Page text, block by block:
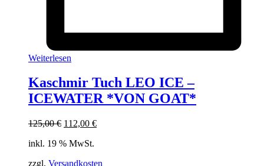
Weiterlesen
Kaschmir Tuch LEO ICE –
ICEWATER *VON GOAT*
125,00€ Ursprünglicher
war:
112,00 €Aktueller
inkl. 19 % MwSt.
zzgl. Versandkosten